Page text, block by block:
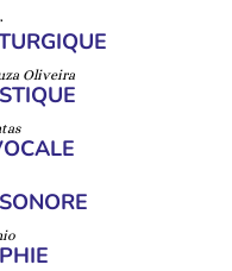
Oliveira